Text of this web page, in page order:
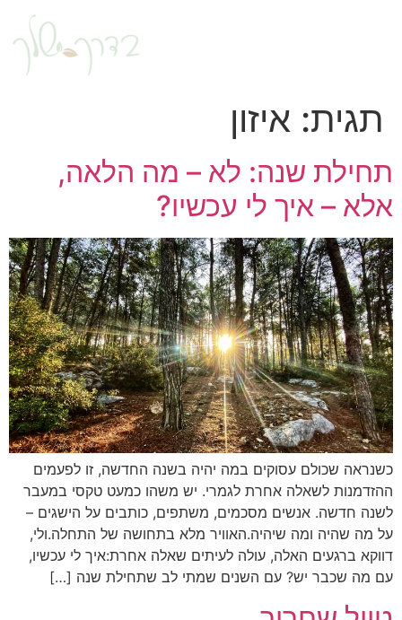
תגית: איזון
תחילת שנה: לא – מה הלאה,
אלא – איך לי עכשיו?
כשנראה שכולם עסוקים במה יהיה בשנה החדשה, זו לפעמים
ההזדמנות לשאלה אחרת לגמרי. יש משהו כמעט טקסי במעבר
לשנה חדשה. אנשים מסכמים, משתפים, כותבים על הישגים –
על מה שהיה ומה שיהיה.האוויר מלא בתחושה של התחלה.ולי,
דווקא ברגעים האלה, עולה לעיתים שאלה אחרת:איך לי עכשיו,
עם מה שכבר יש? עם השנים שמתי לב שתחילת שנה […]